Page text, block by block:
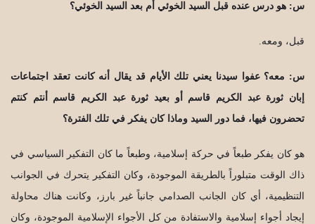
س: هو درس عنده قبل السيد الخوئي أم بعد السيد الخوئي؟
قبل، ومعه.
س: معه؟ عفوا سيدنا يعني تلك الأيام قد يقال أنه كانت تعقد اجتماعات
إبان ثورة عبد الكريم قاسم أو بعيد ثورة عبد الكريم قاسم أنتم كنتم
تحضرون فيها، فما دور السيد وماذا كان يفكر في تلك الفترة؟
هو كان يفكر طبعاً في حركة إسلامية، وطبعاً ما كان التفكير السياسي في
ذاك الوقت متبلوراً بالطريقة الموجودة، وكان التفكير يتحرك في الجوانب
التنظيمية، أي كان الجانب الصدامي جانباً غير بارز، وكانت هناك محاولة
إيجاد أجواء إسلامية والاستفادة من كل الأجواء الإسلامية الموجودة، وكان